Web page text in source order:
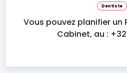
Dentiste
Vous pouvez planifier un
Cabinet, au :